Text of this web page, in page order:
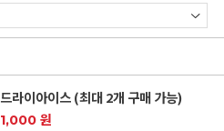
드라이아이스 (최대 2개 구매 가능)
1,000 원